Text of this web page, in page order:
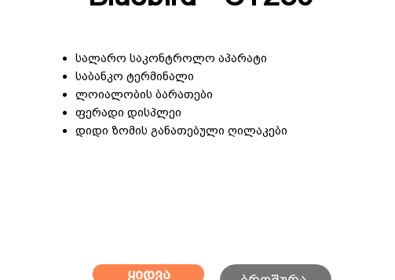
სალარო საკონტროლო აპარატი
საბანკო ტერმინალი
ლოიალობის ბარათები
ფერადი დისპლეი
დიდი ზომის განათებული ღილაკები
ყიდვა